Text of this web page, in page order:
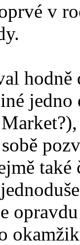
v
hodně
jedno
také